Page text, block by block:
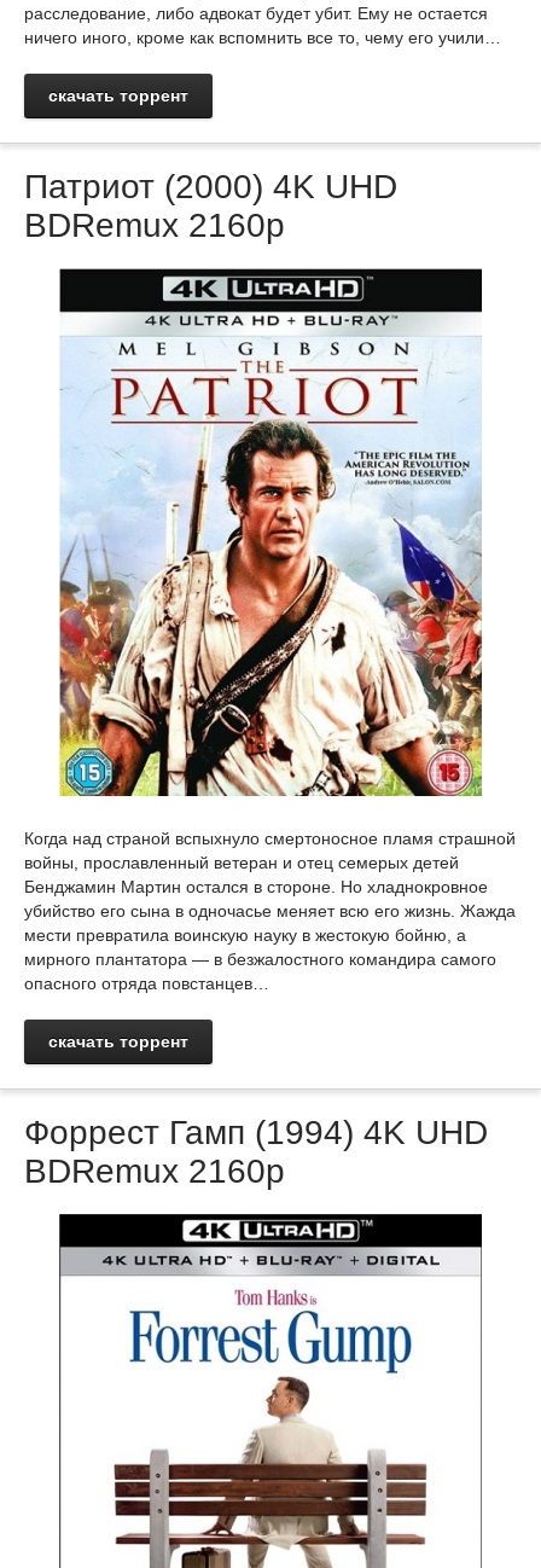
расследование, либо адвокат будет убит. Ему не остается
ничего иного, кроме как вспомнить все то, чему его учили…
скачать торрент
Патриот (2000) 4K UHD
BDRemux 2160p
Когда над страной вспыхнуло смертоносное пламя страшной
войны, прославленный ветеран и отец семерых детей
Бенджамин Мартин остался в стороне. Но хладнокровное
убийство его сына в одночасье меняет всю его жизнь. Жажда
мести превратила воинскую науку в жестокую бойню, а
мирного плантатора — в безжалостного командира самого
опасного отряда повстанцев…
скачать торрент
Форрест Гамп (1994) 4K UHD
BDRemux 2160p